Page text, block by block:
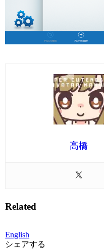
高橋
Related
English
シェアする